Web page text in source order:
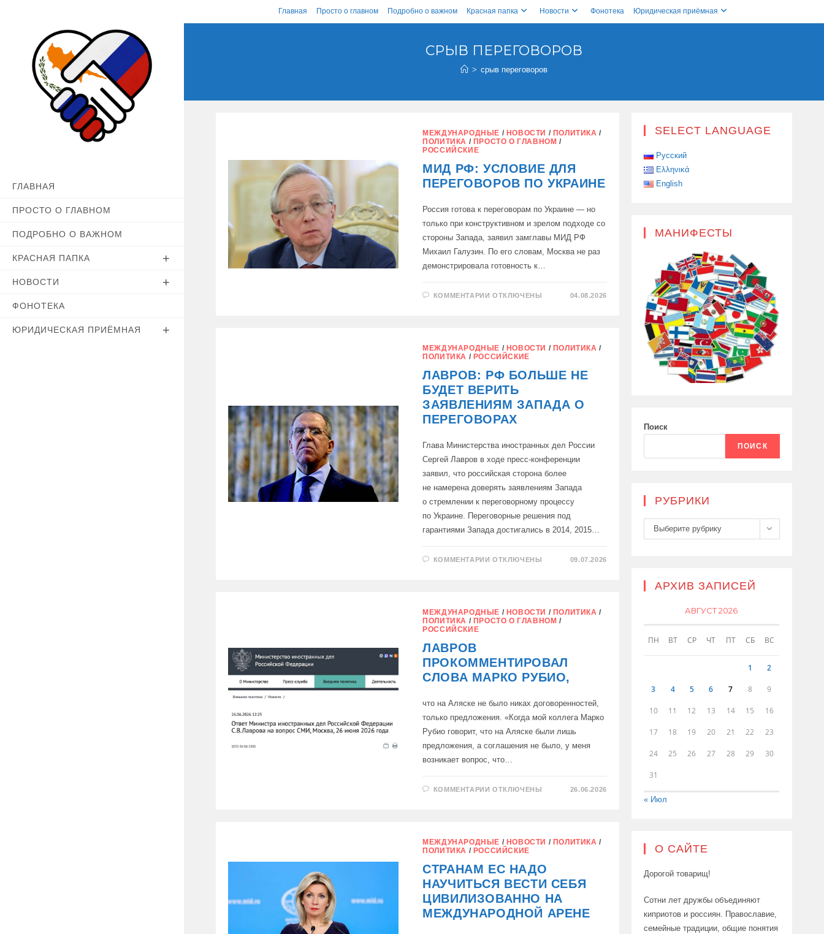
к
Главная Просто о главном Подробно о важном Красная папка Новости Фонотека Юридическая приёмная
ГЛАВНАЯ
ПРОСТО О ГЛАВНОМ
ПОДРОБНО О ВАЖНОМ
КРАСНАЯ ПАПКА
НОВОСТИ
ФОНОТЕКА
ЮРИДИЧЕСКАЯ ПРИЁМНАЯ
СРЫВ ПЕРЕГОВОРОВ
> срыв переговоров
МЕЖДУНАРОДНЫЕ / НОВОСТИ / ПОЛИТИКА /
ПОЛИТИКА / ПРОСТО О ГЛАВНОМ /
РОССИЙСКИЕ
МИД РФ: УСЛОВИЕ ДЛЯ
ПЕРЕГОВОРОВ ПО УКРАИНЕ
Россия готова к переговорам по Украине — но
только при конструктивном и зрелом подходе со
стороны Запада, заявил замглавы МИД РФ
Михаил Галузин. По его словам, Москва не раз
демонстрировала готовность к…
КОММЕНТАРИИ К
ПО
УКРАИНЕ
ОТКЛЮЧЕНЫ 04.08.2026
МЕЖДУНАРОДНЫЕ / НОВОСТИ / ПОЛИТИКА /
ПОЛИТИКА / РОССИЙСКИЕ
ЛАВРОВ: РФ БОЛЬШЕ НЕ
БУДЕТ ВЕРИТЬ
ЗАЯВЛЕНИЯМ ЗАПАДА О
ПЕРЕГОВОРАХ
Глава Министерства иностранных дел России
Сергей Лавров в ходе пресс-конференции
заявил, что российская сторона более
не намерена доверять заявлениям Запада
о стремлении к переговорному процессу
по Украине. Переговорные решения под
гарантиями Запада достигались в 2014, 2015…
КОММЕНТАРИИ К
ВЕРИТЬ
ЗАЯВЛЕНИЯМ
ОТКЛЮЧЕНЫ 09.07.2026
МЕЖДУНАРОДНЫЕ / НОВОСТИ / ПОЛИТИКА /
ПОЛИТИКА / ПРОСТО О ГЛАВНОМ /
РОССИЙСКИЕ
ЛАВРОВ
ПРОКОММЕНТИРОВАЛ
СЛОВА МАРКО РУБИО,
что на Аляске не было никах договоренностей,
только предложения. «Когда мой коллега Марко
Рубио говорит, что на Аляске были лишь
предложения, а соглашения не было, у меня
возникает вопрос, что…
КОММЕНТАРИИ КОТКЛЮЧЕНЫ 26.06.2026
МЕЖДУНАРОДНЫЕ / НОВОСТИ / ПОЛИТИКА /
ПОЛИТИКА / РОССИЙСКИЕ
СТРАНАМ ЕС НАДО
НАУЧИТЬСЯ ВЕСТИ СЕБЯ
ЦИВИЛИЗОВАННО НА
МЕЖДУНАРОДНОЙ АРЕНЕ
SELECT LANGUAGE
Русский
Ελληνικά
English
МАНИФЕСТЫ
Поиск
ПОИСК
РУБРИКИ
Рубрики
Выберите рубрику
АРХИВ ЗАПИСЕЙ
АВГУСТ 2026
ПН ВТ СР ЧТ ПТ СБ ВС
1 2
3 4 5 6 7 8 9
10 11 12 13 14 15 16
17 18 19 20 21 22 23
24 25 26 27 28 29 30
31
« Июл
О САЙТЕ
Дорогой товарищ!
Сотни лет дружбы объединяют
киприотов и россиян. Православие,
семейные традиции, общие понятия